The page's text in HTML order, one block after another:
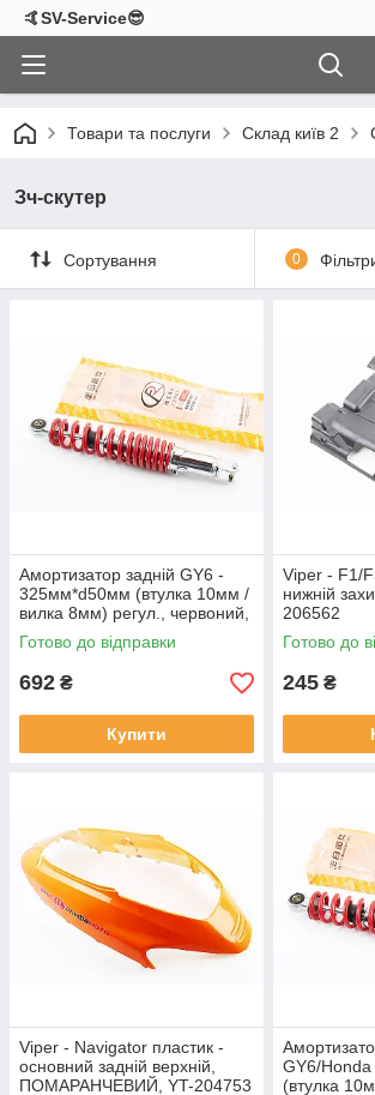
🤙SV-Service😎
Товари та послуги Склад київ 2
Зч-скутер
Сортування 0
Амортизатор задній GY6 -
325мм*d50мм (втулка 10мм /
вилка 8мм) регул., червоний,
від 3шт -8%, YT-204630
Готово до відправки
692 ₴
Купити
Viper - F1/
нижній
206562
Готово до
245 ₴
Viper - Navigator пластик -
основний задній верхній,
ПОМАРАНЧЕВИЙ, YT-204753
GY6/
(втулка